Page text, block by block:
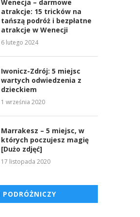
Wenecja – darmowe
atrakcje: 15 tricków na
tańszą podróż i bezpłatne
atrakcje w Wenecji
6 lutego 2024
Iwonicz-Zdrój: 5 miejsc
wartych odwiedzenia z
dzieckiem
1 września 2020
Marrakesz – 5 miejsc, w
których poczujesz magię
[Dużo zdjęć]
17 listopada 2020